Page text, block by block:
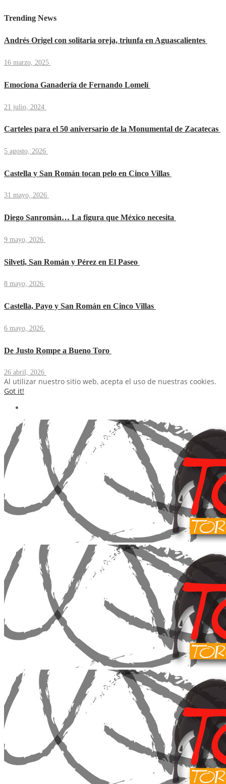
Trending News
Andrés Origel con solitaria oreja, triunfa en Aguascalientes
16 marzo, 2025
Emociona Ganadería de Fernando Lomelí
21 julio, 2024
Carteles para el 50 aniversario de la Monumental de Zacatecas
5 agosto, 2026
Castella y San Román tocan pelo en Cinco Villas
31 mayo, 2026
Diego Sanromán… La figura que México necesita
9 mayo, 2026
Silveti, San Román y Pérez en El Paseo
8 mayo, 2026
Castella, Payo y San Román en Cinco Villas
6 mayo, 2026
De Justo Rompe a Bueno Toro
26 abril, 2026
Al utilizar nuestro sitio web, acepta el uso de nuestras cookies.
Got it!